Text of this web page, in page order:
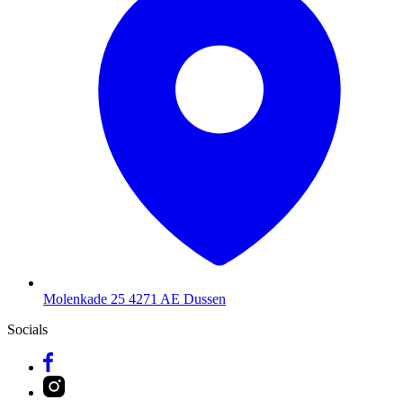
Molenkade 25 4271 AE Dussen
Socials